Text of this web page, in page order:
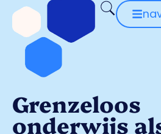
Grenzeloos
onderwijs